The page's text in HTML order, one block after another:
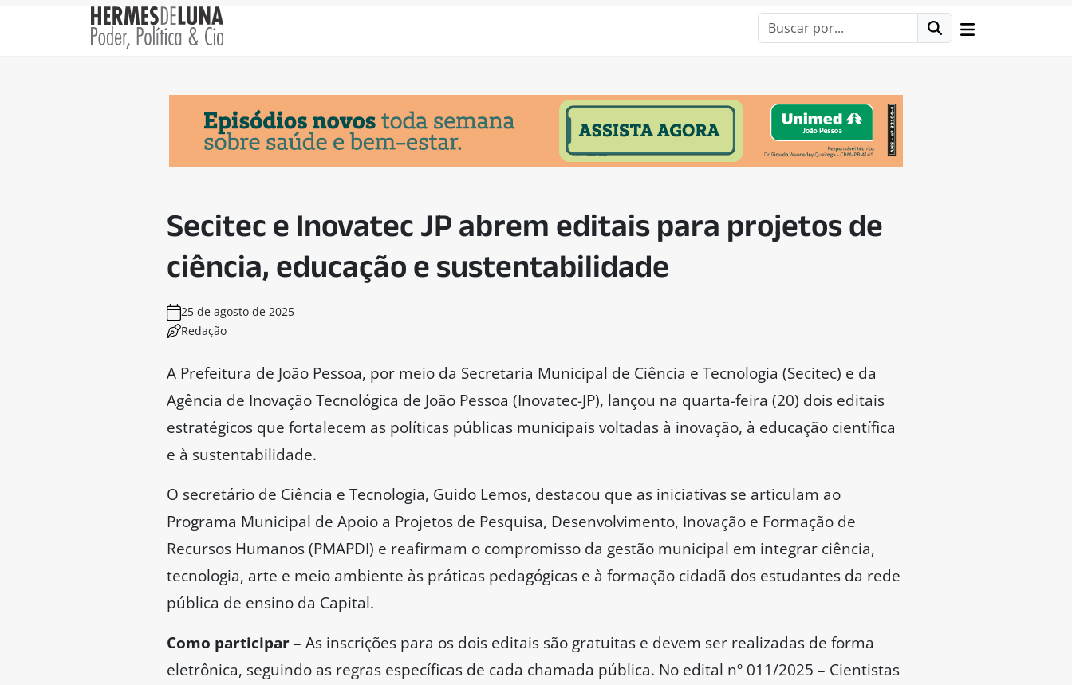
Secitec e Inovatec JP abrem editais para projetos de
ciência, educação e sustentabilidade
25 de agosto de 2025
Redação
A Prefeitura de João Pessoa, por meio da Secretaria Municipal de Ciência e Tecnologia (Secitec) e da
Agência de Inovação Tecnológica de João Pessoa (Inovatec-JP), lançou na quarta-feira (20) dois editais
estratégicos que fortalecem as políticas públicas municipais voltadas à inovação, à educação científica
e à sustentabilidade.
O secretário de Ciência e Tecnologia, Guido Lemos, destacou que as iniciativas se articulam ao
Programa Municipal de Apoio a Projetos de Pesquisa, Desenvolvimento, Inovação e Formação de
Recursos Humanos (PMAPDI) e reafirmam o compromisso da gestão municipal em integrar ciência,
tecnologia, arte e meio ambiente às práticas pedagógicas e à formação cidadã dos estudantes da rede
pública de ensino da Capital.
Como participar– As inscrições para os dois editais são gratuitas e devem ser realizadas de forma
eletrônica, seguindo as regras específicas de cada chamada pública. No edital nº 011/2025 – Cientistas